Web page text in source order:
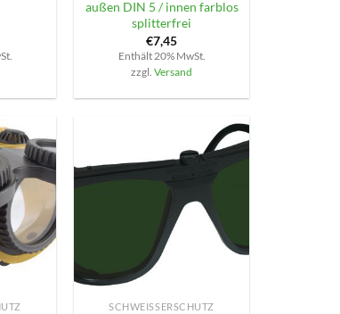
außen DIN 5 / innen farblos
splitterfrei
€7,45
Enthält 20% MwSt.
zzgl.Versand
+
SCHWEISSERSCHUTZ